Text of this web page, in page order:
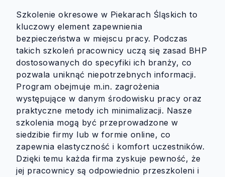
Szkolenie okresowe w Piekarach Śląskich to
kluczowy element zapewnienia
bezpieczeństwa w miejscu pracy. Podczas
takich szkoleń pracownicy uczą się zasad BHP
dostosowanych do specyfiki ich branży, co
pozwala uniknąć niepotrzebnych informacji.
Program obejmuje m.in. zagrożenia
występujące w danym środowisku pracy oraz
praktyczne metody ich minimalizacji. Nasze
szkolenia mogą być przeprowadzone w
siedzibie firmy lub w formie online, co
zapewnia elastyczność i komfort uczestników.
Dzięki temu każda firma zyskuje pewność, że
jej pracownicy są odpowiednio przeszkoleni i